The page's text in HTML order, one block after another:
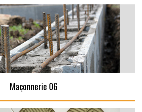
Maçonnerie 06